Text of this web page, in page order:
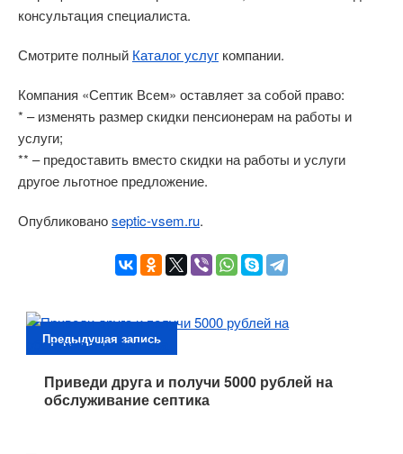
консультация специалиста.
Смотрите полный Каталог услуг компании.
Компания «Септик Всем» оставляет за собой право:
* – изменять размер скидки пенсионерам на работы и
услуги;
** – предоставить вместо скидки на работы и услуги
другое льготное предложение.
Опубликованоseptic-vsem.ru.
Предыдущая запись
Приведи друга и получи 5000 рублей на
обслуживание септика